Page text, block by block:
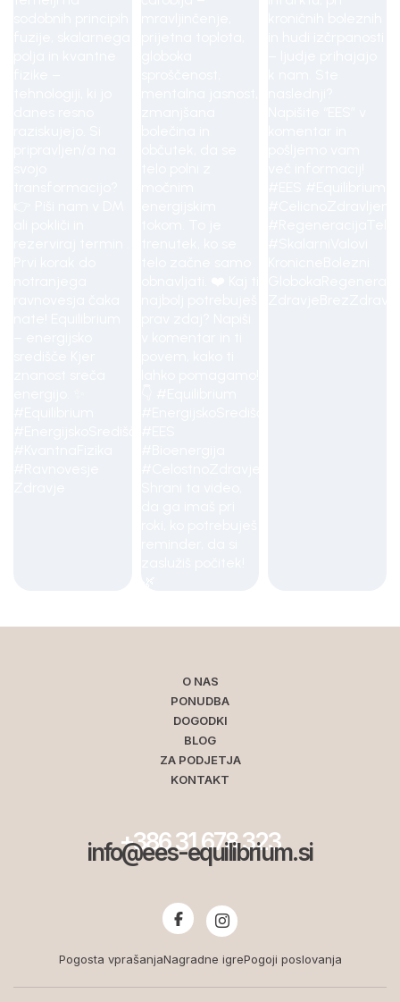
O NAS
PONUDBA
DOGODKI
BLOG
ZA PODJETJA
KONTAKT
+386 31 678 323
info@ees-equilibrium.si
Pogosta vprašanjaNagradne igrePogoji poslovanja